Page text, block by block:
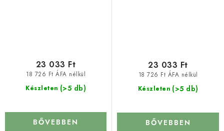
Készleten (>5 db)
18 726 Ft ÁFA nélkül
23 033 Ft
BŐVEBBEN
Készleten (>5 db)
18 726 Ft ÁFA nélkül
23 033 Ft
BŐVEBBEN